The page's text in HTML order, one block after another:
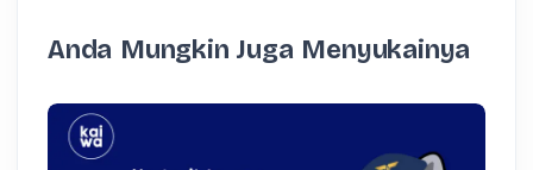
Anda Mungkin Juga Menyukainya